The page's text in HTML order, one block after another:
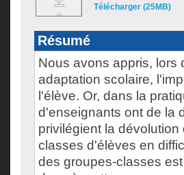
Télécharger (25MB)
Résumé
Nous avons appris, lors
adaptation scolaire,
l'élève. Or, dans la
d'enseignants ont de la
privilégient la
classes d'élèves en
des groupes-classes